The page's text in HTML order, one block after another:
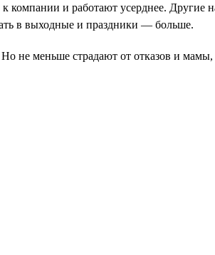
компании и работают усерднее. Другие
в выходные и праздники — больше.
не меньше страдают от отказов и мамы,